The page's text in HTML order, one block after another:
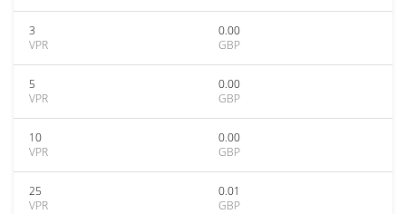
3
VPR
0.00
GBP
5
VPR
0.00
GBP
10
VPR
0.00
GBP
25
VPR
0.01
GBP